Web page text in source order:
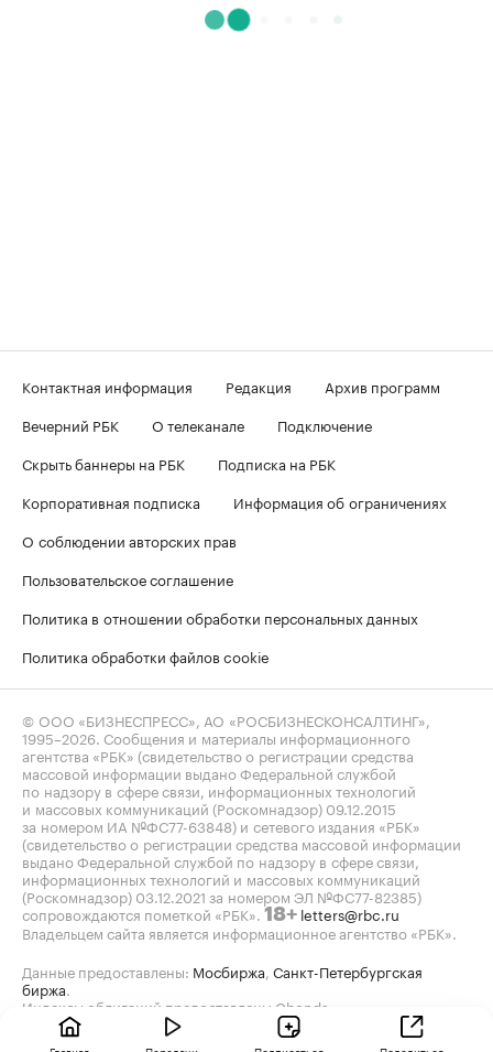
Контактная информация Редакция
Архив программ
Вечерний РБК
О телеканале
Подключение
Скрыть баннеры на РБК
Подписка на РБК
Корпоративная подписка
Информация об ограничениях
О соблюдении авторских прав
Пользовательское соглашение
Политика в отношении обработки персональных данных
Политика обработки файлов cookie
© ООО «БИЗНЕСПРЕСС», АО «РОСБИЗНЕСКОНСАЛТИНГ»,
1995–2026 . Сообщения и материалы информационного
агентства «РБК» (свидетельство о регистрации средства
массовой информации выдано Федеральной службой
по надзору в сфере связи, информационных технологий
и массовых коммуникаций (Роскомнадзор) 09.12.2015
за номером ИА №ФС77-63848) и сетевого издания «РБК»
(свидетельство о регистрации средства массовой информации
выдано Федеральной службой по надзору в сфере связи,
информационных технологий и массовых коммуникаций
(Роскомнадзор) 03.12.2021 за номером ЭЛ №ФС77-82385)
сопровождаются пометкой «РБК». 18+ letters@rbc.ru
Владельцем сайта является информационное агентство «РБК».
Данные предоставлены: Мосбиржа Санкт-Петербургская
биржа
Индексы облигаций предоставлены Cbonds.